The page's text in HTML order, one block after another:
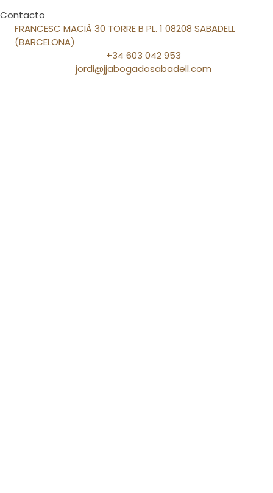
Contacto
FRANCESC MACIÀ 30 TORRE B PL. 1 08208 SABADELL
(BARCELONA)
+34 603 042 953
jordi@jjabogadosabadell.com